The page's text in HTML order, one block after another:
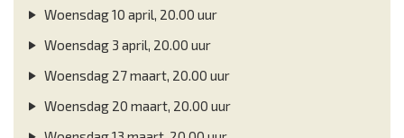
Woensdag 10 april, 20.00 uur
Woensdag 3 april, 20.00 uur
Woensdag 27 maart, 20.00 uur
Woensdag 20 maart, 20.00 uur